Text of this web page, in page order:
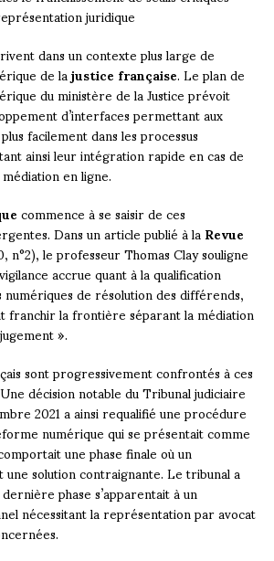
juridique
dans un contexte plus large de
de lajustice française. Le plan de
du ministère de la Justice prévoit
d’interfaces permettant aux
facilement dans les processus
ainsi leur intégration rapide en cas de
en ligne.
commence à se saisir de ces
Dans un article publié à laRevue
n°2), le professeur Thomas Clay souligne
accrue quant à la qualification
de résolution des différends,
franchir la frontière séparant la médiation
».
sont progressivement confrontés à ces
décision notable du Tribunal judiciaire
2021 a ainsi requalifié une procédure
numérique qui se présentait comme
une phase finale où un
solution contraignante. Le tribunal a
phase s’apparentait à un
nécessitant la représentation par avocat